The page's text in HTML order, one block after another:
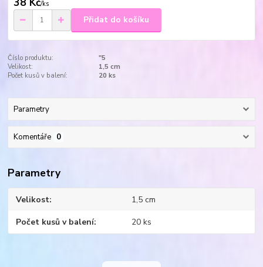
/ks
Přidat do košíku
Číslo produktu:
"5
Velikost:
1,5 cm
Počet kusů v balení:
20 ks
Parametry
Komentáře 0
Parametry
Velikost 1,5 cm
Počet kusů v balení 20 ks